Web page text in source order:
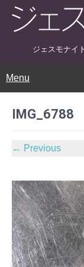
ジェスモナイ
Menu
IMG_6788
← Previous